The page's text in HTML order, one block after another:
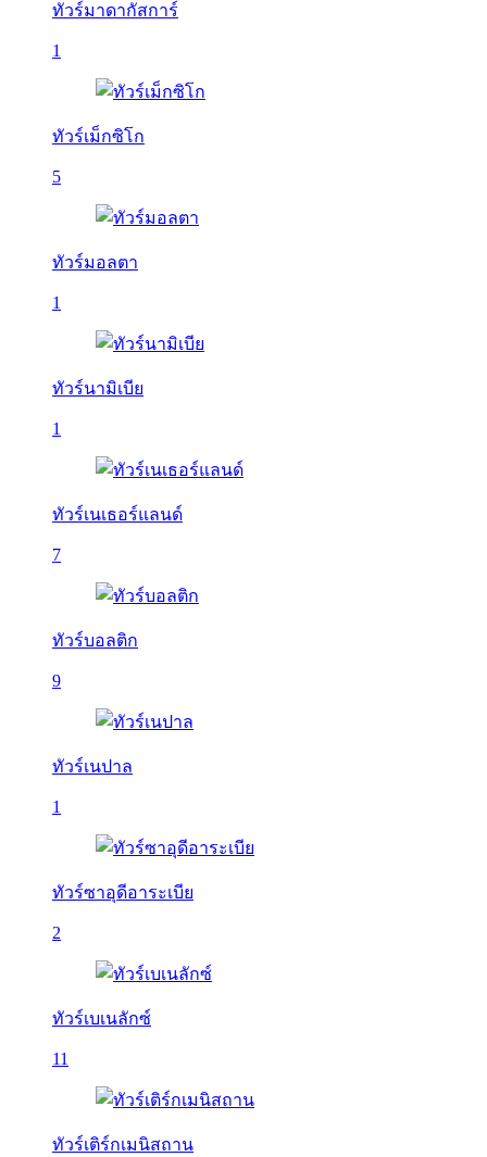
ทัวร์มาดากัสการ์
1
ทัวร์เม็กซิโก
5
ทัวร์มอลตา
1
ทัวร์นามิเบีย
1
ทัวร์เนเธอร์แลนด์
7
ทัวร์บอลติก
9
ทัวร์เนปาล
1
ทัวร์ซาอุดีอาระเบีย
2
ทัวร์เบเนลักซ์
11
ทัวร์เติร์กเมนิสถาน